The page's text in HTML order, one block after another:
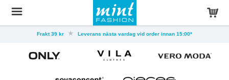
Frakt 39 kr Leverans nästa vardag vid order innan 15:00*